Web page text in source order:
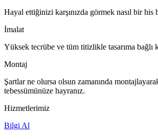
Hayal ettiğinizi karşınızda görmek nasıl bir his
İmalat
Yüksek tecrübe ve tüm titizlikle tasarıma bağlı
Montaj
Şartlar ne olursa olsun zamanında
tebessümünüze hayranız.
Hizmetlerimiz
Bilgi Al